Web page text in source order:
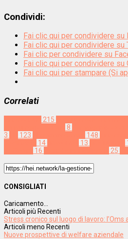
Condividi:
Fai clic qui per condividere su
Fai clic qui per condividere
Fai clic per condividere su
Fai clic qui per condividere su
Fai clic qui per stampare (Si
Correlati
215
8
3
123 148
14 13
16 25
CONSIGLIATI
Caricamento...
Articoli più Recenti
Stress cronico sul luogo di lavoro:
Articoli meno Recenti
Nuove prospettive di welfare aziendale